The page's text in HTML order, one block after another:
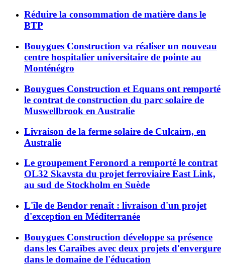
Réduire la consommation de matière dans le
BTP
Bouygues Construction va réaliser un nouveau
centre hospitalier universitaire de pointe au
Monténégro
Bouygues Construction et Equans ont remporté
le contrat de construction du parc solaire de
Muswellbrook en Australie
Livraison de la ferme solaire de Culcairn, en
Australie
Le groupement Feronord a remporté le contrat
OL32 Skavsta du projet ferroviaire East Link,
au sud de Stockholm en Suède
L'île de Bendor renaît : livraison d'un projet
d'exception en Méditerranée
Bouygues Construction développe sa présence
dans les Caraïbes avec deux projets d'envergure
dans le domaine de l'éducation